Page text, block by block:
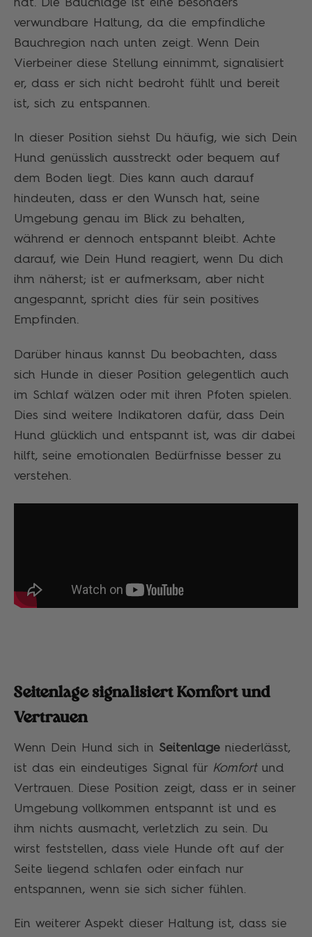
hat. Die Bauchlage ist eine besonders
verwundbare Haltung, da die empfindliche
Bauchregion nach unten zeigt. Wenn Dein
Vierbeiner diese Stellung einnimmt, signalisiert
er, dass er sich nicht bedroht fühlt und bereit
ist, sich zu entspannen.
In dieser Position siehst Du häufig, wie sich Dein
Hund genüsslich ausstreckt oder bequem auf
dem Boden liegt. Dies kann auch darauf
hindeuten, dass er den Wunsch hat, seine
Umgebung genau im Blick zu behalten,
während er dennoch entspannt bleibt. Achte
darauf, wie Dein Hund reagiert, wenn Du dich
ihm näherst; ist er aufmerksam, aber nicht
angespannt, spricht dies für sein positives
Empfinden.
Darüber hinaus kannst Du beobachten, dass
sich Hunde in dieser Position gelegentlich auch
im Schlaf wälzen oder mit ihren Pfoten spielen.
Dies sind weitere Indikatoren dafür, dass Dein
Hund glücklich und entspannt ist, was dir dabei
hilft, seine emotionalen Bedürfnisse besser zu
verstehen.
Seitenlage signalisiert Komfort und
Vertrauen
Wenn Dein Hund sich in Seitenlage niederlässt,
ist das ein eindeutiges Signal für Komfortund
Vertrauen. Diese Position zeigt, dass er in seiner
Umgebung vollkommen entspannt ist und es
ihm nichts ausmacht, verletzlich zu sein. Du
wirst feststellen, dass viele Hunde oft auf der
Seite liegend schlafen oder einfach nur
entspannen, wenn sie sich sicher fühlen.
Ein weiterer Aspekt dieser Haltung ist, dass sie